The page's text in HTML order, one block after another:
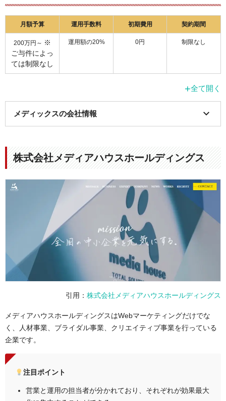
月額予算 運用手数料 初期費用 契約期間
200万円～ ※
ご与件によっ
ては制限なし
運用額の20% 0円 制限なし
+全て開く
メディックスの会社情報
会社名 株式会社メディックス
本社所在地
〒101-0051 東京都千代田区神田神保町1-105
神保町三井ビルディング 19F
デジタルマーケティングの総合コンサルティ
1.インターネット広告の代理店業務
2.インターネット広告の企画・制作
3.Webサイトの構築
4.Web解析の運用コンサルティング
5.CRMコンサルティング
6.データ活用基盤の構築
7.メディア支援事業（営業代行、サービス開
コーポレートサイ
トURL
https://www.medix-inc.co.jp/
株式会社メディアハウスホールディングス
引用： 株式会社メディアハウスホールディングス
メディアハウスホールディングスはWebマーケティングだけでな
く、人材事業、ブライダル事業、クリエイティブ事業を行っている
企業です。
注目ポイント
営業と運用の担当者が分かれており、それぞれが効果最大